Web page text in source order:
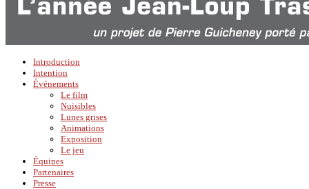
Introduction
Intention
Événements
Le film
Nuisibles
Lunes grises
Animations
Exposition
Le jeu
Équipes
Partenaires
Presse